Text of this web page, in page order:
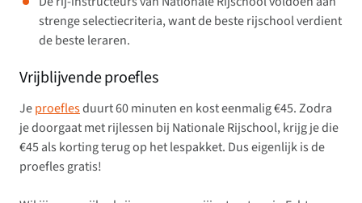
strenge selectiecriteria, want de beste rijschool verdient
de beste leraren.
Vrijblijvende proefles
Jeproeflesduurt 60 minuten en kost eenmalig €45. Zodra
je doorgaat met rijlessen bij Nationale Rijschool, krijg je die
€45 als korting terug op het lespakket. Dus eigenlijk is de
proefles gratis!